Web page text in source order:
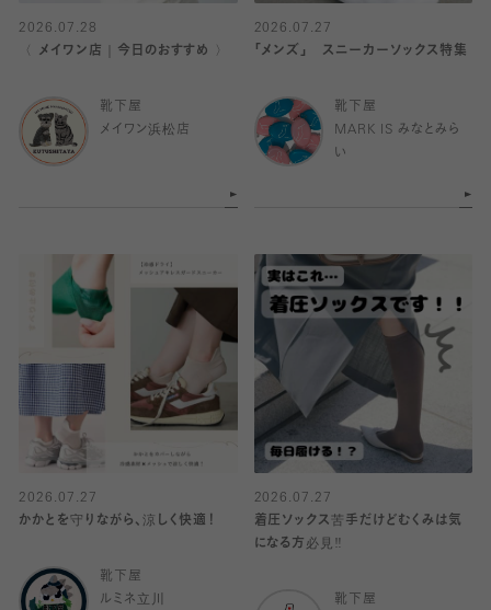
2026.07.28
〈 メイワン店｜今日のおすすめ 〉
靴下屋
メイワン浜松店
2026.07.27
「メンズ」 スニーカーソックス特集
靴下屋
MARK IS みなとみら
い
2026.07.27
かかとを守りながら、涼しく快適！
靴下屋
ルミネ立川
2026.07.27
着圧ソックス苦手だけどむくみは気
になる方必見‼️
靴下屋